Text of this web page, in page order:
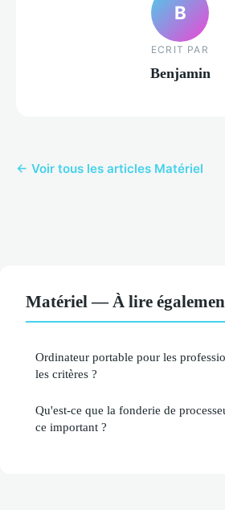
B
ECRIT PAR
Benjamin
← Voir tous les articles Matériel
Matériel — À lire
Ordinateur portable pour les
les critères ?
Qu'est-ce que la fonderie de
ce important ?